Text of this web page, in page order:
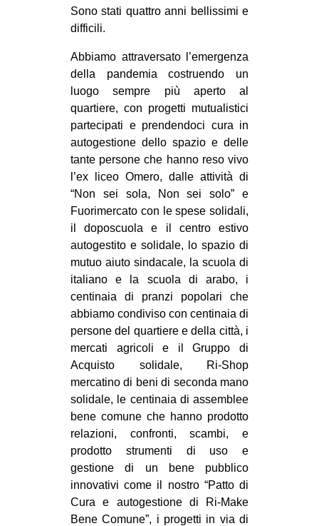
REPRESSIONE
ARTE
CINEMA
MANIFESTI
MUSICA
RECENSIONI
INTERNAZIONALE
AFRICA
AMERICHE
ESTREMO ORIENTE
EUROPA
MEDIO ORIENTE
MONDO
in
Fb
tw
bsky
Sono stati quattro anni bellissimi e
difficili.
Abbiamo attraversato l’emergenza
della pandemia costruendo un
luogo sempre più aperto al
quartiere, con progetti mutualistici
partecipati e prendendoci cura in
autogestione dello spazio e delle
tante persone che hanno reso vivo
l’ex liceo Omero, dalle attività di
“Non sei sola, Non sei solo” e
Fuorimercato con le spese solidali,
il doposcuola e il centro estivo
autogestito e solidale, lo spazio di
mutuo aiuto sindacale, la scuola di
italiano e la scuola di arabo, i
centinaia di pranzi popolari che
abbiamo condiviso con centinaia di
persone del quartiere e della città, i
mercati agricoli e il Gruppo di
Acquisto solidale, Ri-Shop
mercatino di beni di seconda mano
solidale, le centinaia di assemblee
bene comune che hanno prodotto
relazioni, confronti, scambi, e
prodotto strumenti di uso e
gestione di un bene pubblico
innovativi come il nostro “Patto di
Cura e autogestione di Ri-Make
Bene Comune”, i progetti in via di